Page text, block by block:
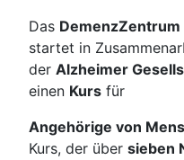
Das
startet in
der Alzheimer
einen Kurs für
Angehörige von
Kurs, der über sieben